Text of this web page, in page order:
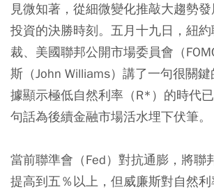
見微知著，從細微變化推敲大趨勢
投資的決勝時刻。五月十九日，紐
裁、美國聯邦公開市場委員會（
斯（John Williams）講了一句很關
據顯示極低自然利率（R*）的時代
句話為後續金融市場活水埋下伏筆。
當前聯準會（Fed）對抗通膨，將聯
提高到五％以上，但威廉斯對自然